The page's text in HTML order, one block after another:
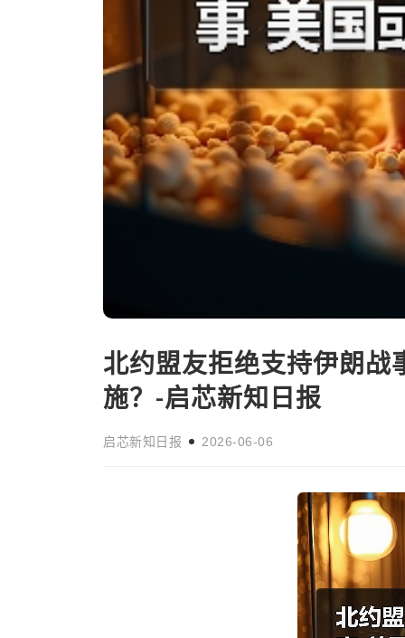
北约盟友拒绝支持伊朗战
施？-启芯新知日报
启芯新知日报 2026-06-06
中外嘉宾齐聚“国际中文日”暨全球
2026-05-10